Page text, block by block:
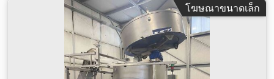
โฆษณาขนาดเล็ก